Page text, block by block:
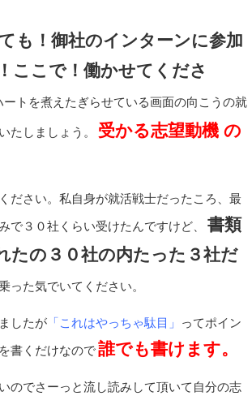
ても！御社のインターンに参加
ここで！働かせてくださ
ートを煮えたぎらせている画面の向こうの就
たしましょう。
受かる志望動機 の
ださい。私自身が就活戦士だったころ、最
で３０社くらい受けたんですけど、
書類
たの３０社の内たった３社だ
った気でいてください。
したが 「これはやっちゃ駄目」 ってポイン
書くだけなので誰でも書けます。
のでさーっと流し読みして頂いて自分の志